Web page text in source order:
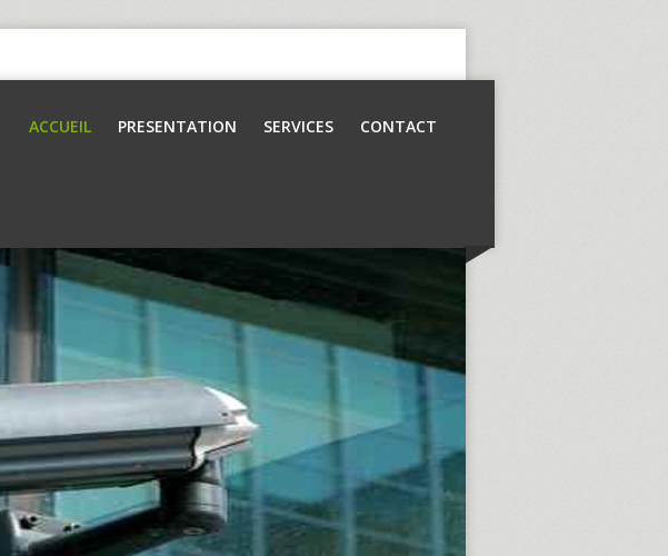
ACCUEIL PRESENTATION SERVICES CONTACT